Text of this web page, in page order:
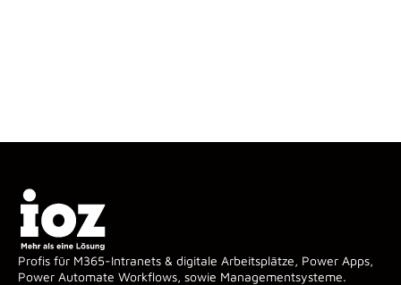
Profis für M365-Intranets & digitale Arbeitsplätze, Power Apps,
Power Automate Workflows, sowie Managementsysteme.